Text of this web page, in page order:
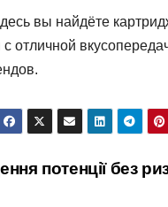
вы найдёте
отличной
потенції без